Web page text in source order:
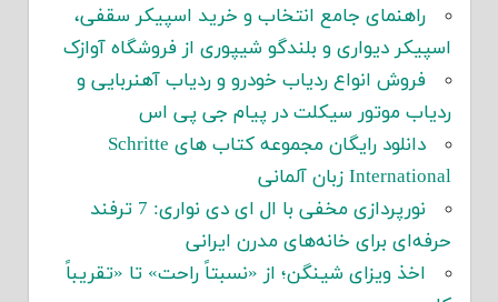
راهنمای جامع انتخاب و خرید اسپیکر سقفی،
اسپیکر دیواری و بلندگو شیپوری از فروشگاه آوازک
فروش انواع ردیاب خودرو و ردیاب آهنربایی و
ردیاب موتور سیکلت در پیام جی پی اس
دانلود رایگان مجموعه کتاب های Schritte
International زبان آلمانی
نورپردازی مخفی با ال ای دی نواری: 7 ترفند
حرفه‌ای برای خانه‌های مدرن ایرانی
اخذ ویزای شینگن؛ از «نسبتاً راحت» تا «تقریباً